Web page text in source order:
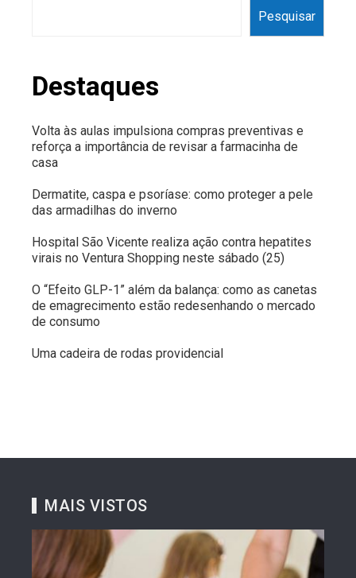
Pesquisar
Destaques
Volta às aulas impulsiona compras preventivas e
reforça a importância de revisar a farmacinha de
casa
Dermatite, caspa e psoríase: como proteger a pele
das armadilhas do inverno
Hospital São Vicente realiza ação contra hepatites
virais no Ventura Shopping neste sábado (25)
O “Efeito GLP-1” além da balança: como as canetas
de emagrecimento estão redesenhando o mercado
de consumo
Uma cadeira de rodas providencial
MAIS VISTOS